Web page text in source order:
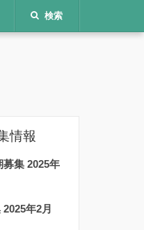
検索
情報
募集 2025年
年2月